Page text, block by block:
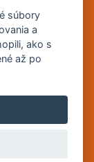
948 838 493
Agrárna komora
súbory
a
ako s
až po